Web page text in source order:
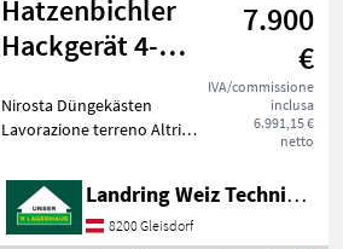
/
Sonstige
Hatzenbichler
Hackgerät 4-
7.900
€
IVA/commissione
inclusa
6.991,15 €
netto
Nirosta Düngekästen
Lavorazione terreno Altri
terreno
Landring Weiz Technikzentrum Süd
8200 Gleisdorf